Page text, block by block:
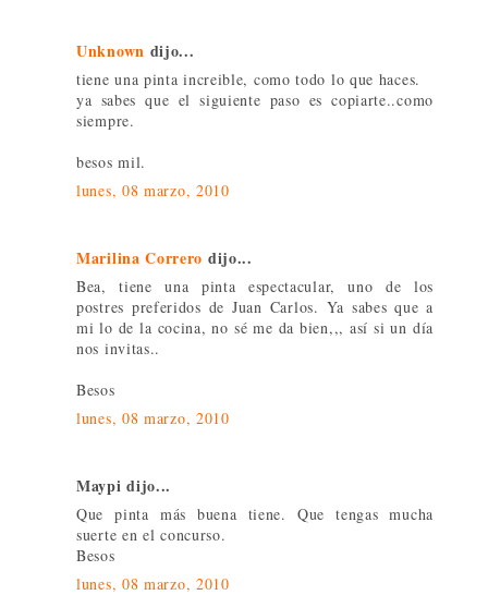
Unknown dijo...
tiene una pinta increible, como todo lo que haces.
ya sabes que el siguiente paso es copiarte..como
siempre.
besos mil.
lunes, 08 marzo, 2010
Marilina Correro dijo...
Bea, tiene una pinta espectacular, uno de los
postres preferidos de Juan Carlos. Ya sabes que a
mi lo de la cocina, no sé me da bien,,, así si un día
nos invitas..
Besos
lunes, 08 marzo, 2010
Maypi dijo...
Que pinta más buena tiene. Que tengas mucha
suerte en el concurso.
Besos
lunes, 08 marzo, 2010